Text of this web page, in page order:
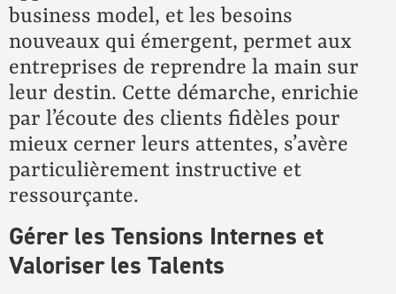
business model, et les besoins
nouveaux qui émergent, permet aux
entreprises de reprendre la main sur
leur destin. Cette démarche, enrichie
par l’écoute des clients fidèles pour
mieux cerner leurs attentes, s’avère
particulièrement instructive et
ressourçante.
Gérer les Tensions Internes et
Valoriser les Talents